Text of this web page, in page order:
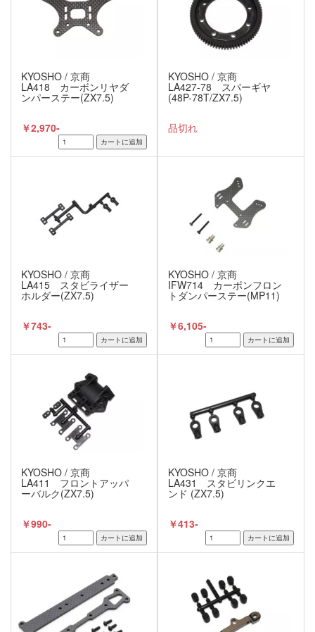
KYOSHO / 京商
LA418 カーボンリヤダ
ンパーステー(ZX7.5)
￥2,970-
KYOSHO / 京商
LA427-78 スパーギヤ
(48P-78T/ZX7.5)
品切れ
KYOSHO / 京商
LA415 スタビライザー
ホルダー(ZX7.5)
￥743-
KYOSHO / 京商
IFW714 カーボンフロン
トダンパーステー(MP11)
￥6,105-
KYOSHO / 京商
LA411 フロントアッパ
ーバルク(ZX7.5)
￥990-
KYOSHO / 京商
LA431 スタビリンクエ
ンド (ZX7.5)
￥413-